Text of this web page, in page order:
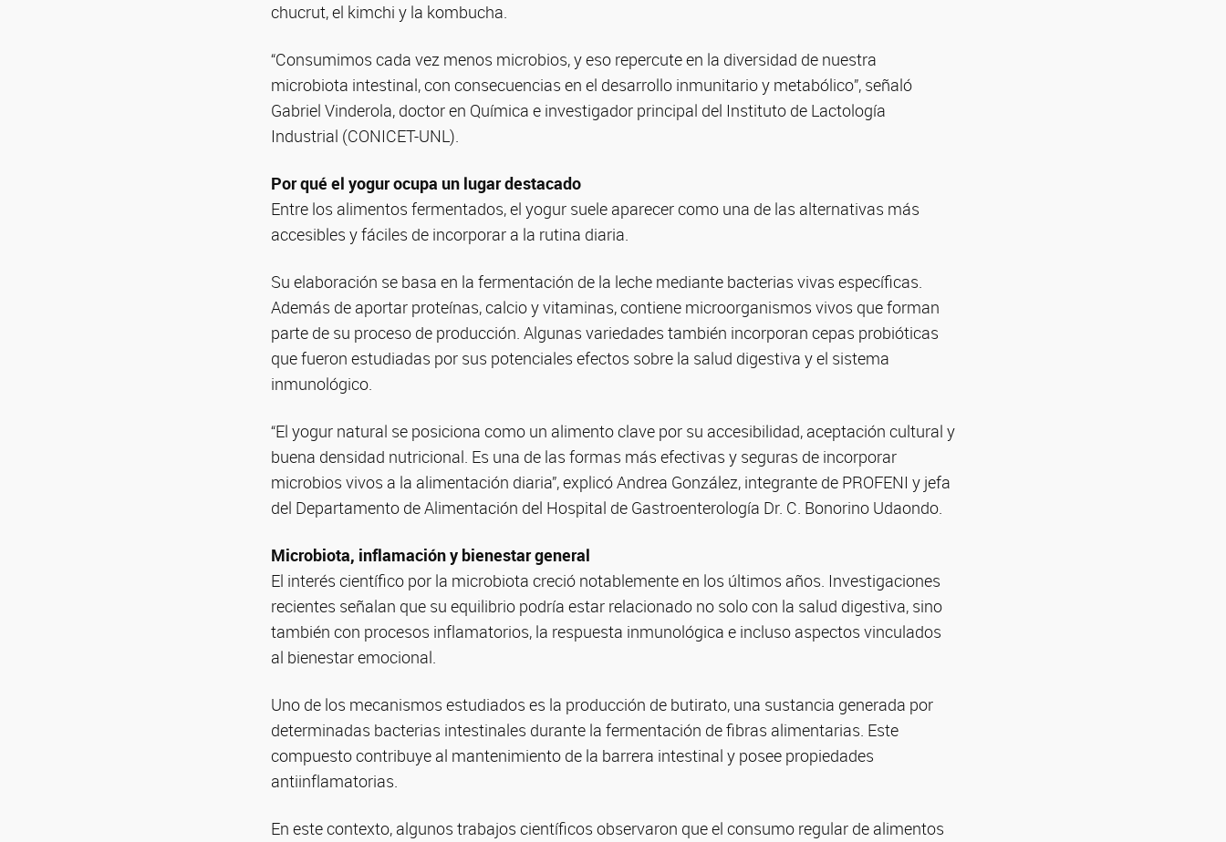
chucrut, el kimchi y la kombucha.
“Consumimos cada vez menos microbios, y eso repercute en la diversidad de nuestra
microbiota intestinal, con consecuencias en el desarrollo inmunitario y metabólico”, señaló
Gabriel Vinderola, doctor en Química e investigador principal del Instituto de Lactología
Industrial (CONICET-UNL).
Por qué el yogur ocupa un lugar destacado
Entre los alimentos fermentados, el yogur suele aparecer como una de las alternativas más
accesibles y fáciles de incorporar a la rutina diaria.
Su elaboración se basa en la fermentación de la leche mediante bacterias vivas específicas.
Además de aportar proteínas, calcio y vitaminas, contiene microorganismos vivos que forman
parte de su proceso de producción. Algunas variedades también incorporan cepas probióticas
que fueron estudiadas por sus potenciales efectos sobre la salud digestiva y el sistema
inmunológico.
“El yogur natural se posiciona como un alimento clave por su accesibilidad, aceptación cultural y
buena densidad nutricional. Es una de las formas más efectivas y seguras de incorporar
microbios vivos a la alimentación diaria”, explicó Andrea González, integrante de PROFENI y jefa
del Departamento de Alimentación del Hospital de Gastroenterología Dr. C. Bonorino Udaondo.
Microbiota, inflamación y bienestar general
El interés científico por la microbiota creció notablemente en los últimos años. Investigaciones
recientes señalan que su equilibrio podría estar relacionado no solo con la salud digestiva, sino
también con procesos inflamatorios, la respuesta inmunológica e incluso aspectos vinculados
al bienestar emocional.
Uno de los mecanismos estudiados es la producción de butirato, una sustancia generada por
determinadas bacterias intestinales durante la fermentación de fibras alimentarias. Este
compuesto contribuye al mantenimiento de la barrera intestinal y posee propiedades
antiinflamatorias.
En este contexto, algunos trabajos científicos observaron que el consumo regular de alimentos